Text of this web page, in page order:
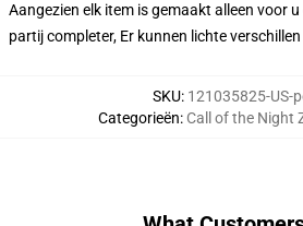
Aangezien elk item is gemaakt alleen voor
partij completer, Er kunnen lichte
SKU: 121035825-US-
Categorieën: Call of the Night